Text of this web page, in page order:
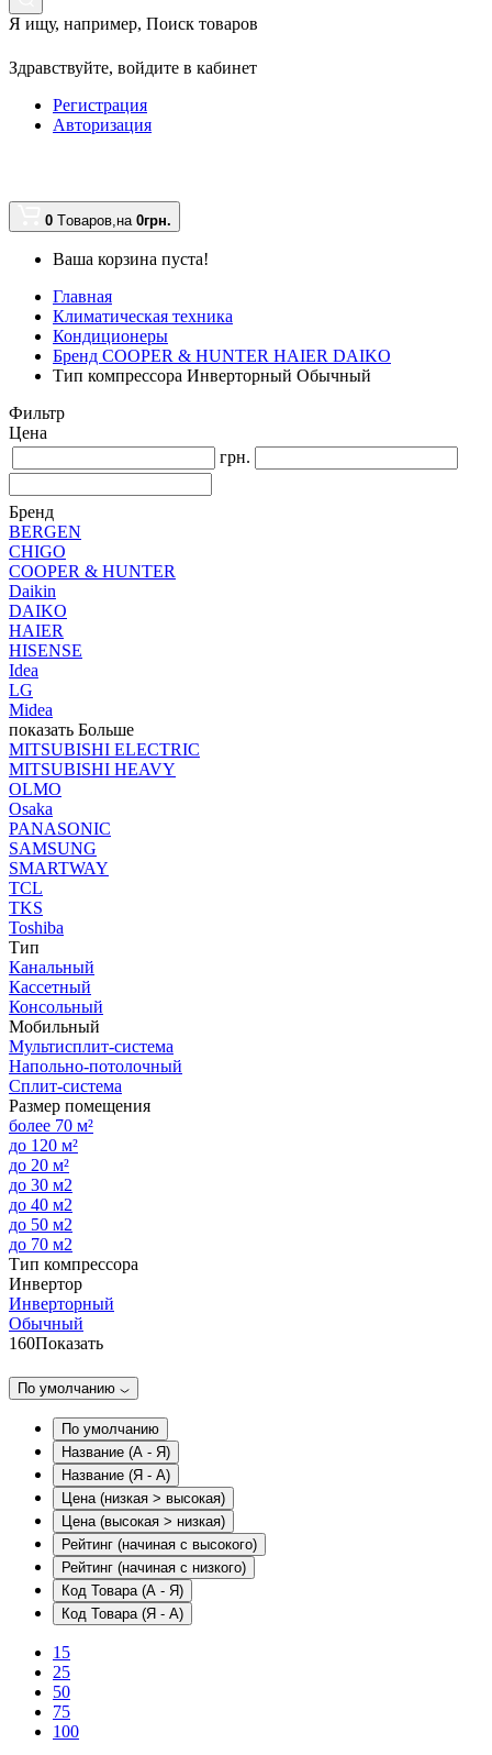
Я ищу, например, Поиск товаров
Здравствуйте, войдите в кабинет
Регистрация
Авторизация
0 Tоваров,на 0грн.
Ваша корзина пуста!
Главная
Климатическая техника
Кондиционеры
Бренд COOPER & HUNTER HAIER DAIKO
Тип компрессора Инверторный Обычный
Фильтр
Цена
грн.
Бренд
BERGEN
CHIGO
COOPER & HUNTER
Daikin
DAIKO
HAIER
HISENSE
Idea
LG
Midea
показать Больше
MITSUBISHI ELECTRIC
MITSUBISHI HEAVY
OLMO
Osaka
PANASONIC
SAMSUNG
SMARTWAY
TCL
TKS
Toshiba
Тип
Канальный
Кассетный
Консольный
Мобильный
Мультисплит-система
Напольно-потолочный
Сплит-система
Размер помещения
более 70 м²
до 120 м²
до 20 м²
до 30 м2
до 40 м2
до 50 м2
до 70 м2
Тип компрессора
Инвертор
Инверторный
Обычный
160Показать
По умолчанию
По умолчанию
Название (А - Я)
Название (Я - А)
Цена (низкая > высокая)
Цена (высокая > низкая)
Рейтинг (начиная с высокого)
Рейтинг (начиная с низкого)
Код Товара (А - Я)
Код Товара (Я - А)
15
25
50
75
100